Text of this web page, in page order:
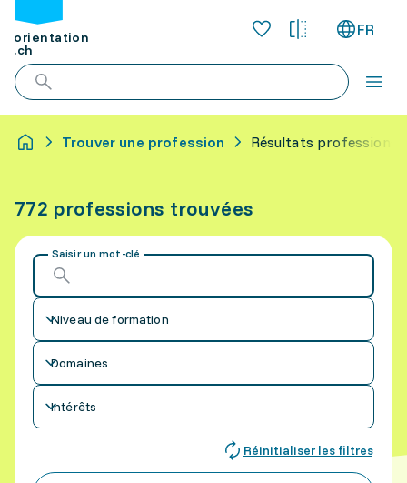
orientation
.ch
FR
Trouver une profession Résultats professions
772 professions trouvées
Saisir un mot-clé
Niveau de formation
Domaines
Intérêts
Réinitialiser les filtres